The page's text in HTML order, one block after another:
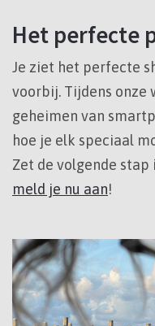
Het perfecte
Je ziet het perfecte
voorbij. Tijdens onze
geheimen van
hoe je elk speciaal
Zet de volgende
meld je nu aan!